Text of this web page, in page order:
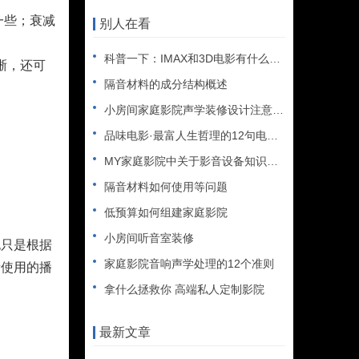
些；衰减
，还可
是根据
用的播
别人在看
科普一下：IMAX和3D电影有什么区别
隔音材料的成分结构概述
小房间家庭影院声学装修设计注意事项
品味电影·最富人生哲理的12句电影台词
MY家庭影院中关于影音设备知识和声学知识的记录
隔音材料如何使用等问题
低预算如何组建家庭影院
小房间听音室装修
家庭影院音响声学处理的12个准则
拿什么拯救你 高端私人定制影院
最新文章